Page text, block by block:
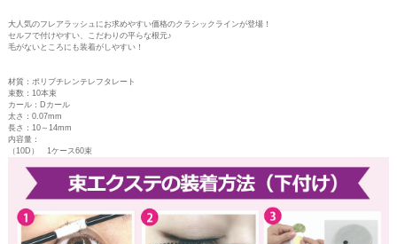
大人気のフレアラッシュにお求めやすい価格のクラシックラインが登場！
セルフで付けやすい、こだわりの平らな根元♪
毛がないところにも装着がしやすい！
材質：ポリブチレンテレフタレート
束数：10本束
カール：Dカール
太さ：0.07mm
長さ：10～14mm
内容量：
（10D） 1ケース60束